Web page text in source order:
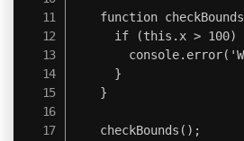
function
if (this.x > 100)
      }
    }
    checkBounds();